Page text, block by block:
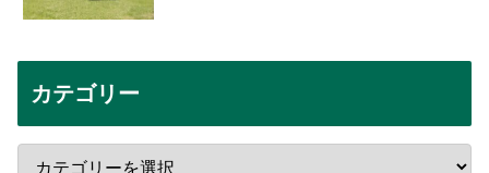
カテゴリー